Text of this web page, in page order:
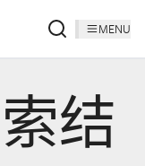
MENU
结